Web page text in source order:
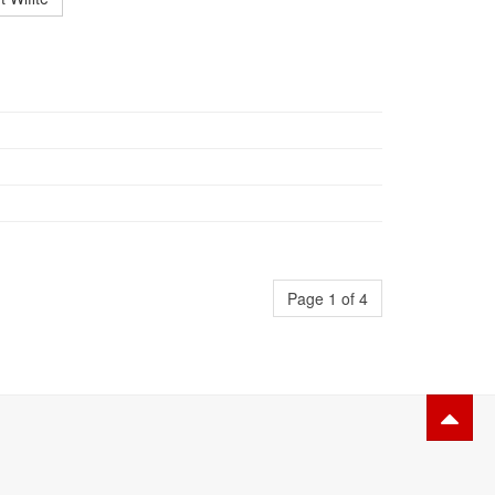
Page 1 of 4